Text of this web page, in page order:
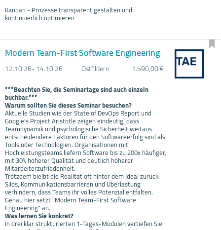
Kanban - Prozesse transparent gestalten und
kontinuierlich optimieren
Modern Team-First Software Engineering
12.10.26- 14.10.26 Ostfildern 1.590,00 €
***Beachten Sie, die Seminartage sind auch einzeln
buchbar.***
Warum sollten Sie dieses Seminar besuchen?
Aktuelle Studien wie der State of DevOps Report und
Google's Project Aristotle zeigen eindeutig, dass
Teamdynamik und psychologische Sicherheit weitaus
entscheidendere Faktoren für den Softwareerfolg sind als
Tools oder Technologien. Organisationen mit
Hochleistungsteams liefern Software bis zu 200x häufiger,
mit 30% höherer Qualität und deutlich höherer
Mitarbeiterzufriedenheit.
Trotzdem bleibt die Realität oft hinter dem Ideal zurück:
Silos, Kommunikationsbarrieren und Überlastung
verhindern, dass Teams ihr volles Potenzial entfalten.
Genau hier setzt "Modern Team-First Software
Engineering" an.
Was lernen Sie konkret?
In drei klar strukturierten 1-Tages-Modulen vertiefen Sie